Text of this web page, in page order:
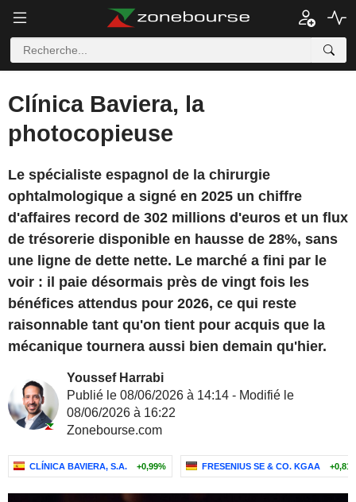
Clínica Baviera, la
photocopieuse
Le spécialiste espagnol de la chirurgie
ophtalmologique a signé en 2025 un chiffre
d'affaires record de 302 millions d'euros et un flux
de trésorerie disponible en hausse de 28%, sans
une ligne de dette nette. Le marché a fini par le
voir : il paie désormais près de vingt fois les
bénéfices attendus pour 2026, ce qui reste
raisonnable tant qu'on tient pour acquis que la
mécanique tournera aussi bien demain qu'hier.
Youssef Harrabi
Publié le 08/06/2026 à 14:14 - Modifié le
08/06/2026 à 16:22
Zonebourse.com
CLÍNICA BAVIERA, S.A. +0,99% FRESENIUS SE & CO. KGAA